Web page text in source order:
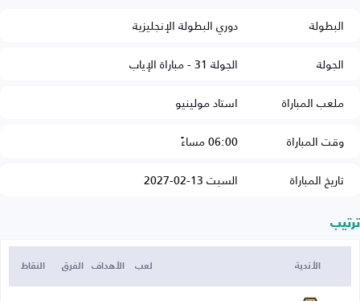
البطولة
دوري البطولة الإنجليزية
الجولة
الجولة 31 - مباراة الإياب
ملعب المباراة
استاد مولينيو
وقت المباراة
06:00 مساءً
تاريخ المباراة
السبت 13-02-2027
ترتيب
الأندية لعب الأهداف الفرق النقاط